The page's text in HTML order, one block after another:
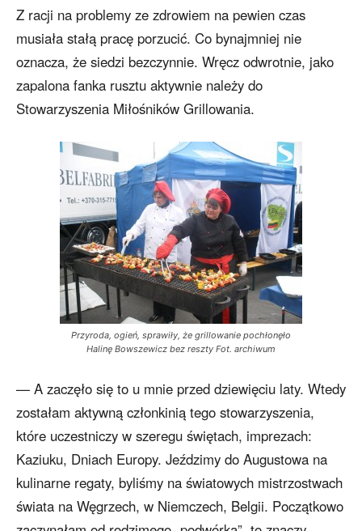
Z racji na problemy ze zdrowiem na pewien czas
musiała stałą pracę porzucić. Co bynajmniej nie
oznacza, że siedzi bezczynnie. Wręcz odwrotnie, jako
zapalona fanka rusztu aktywnie należy do
Stowarzyszenia Miłośników Grillowania.
Przyroda, ogień, sprawiły, że grillowanie pochłonęło
Halinę Bowszewicz bez reszty Fot. archiwum
— A zaczęło się to u mnie przed dziewięciu laty. Wtedy
zostałam aktywną członkinią tego stowarzyszenia,
które uczestniczy w szeregu świętach, imprezach:
Kaziuku, Dniach Europy. Jeździmy do Augustowa na
kulinarne regaty, byliśmy na światowych mistrzostwach
świata na Węgrzech, w Niemczech, Belgii. Początkowo